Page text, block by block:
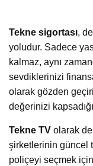
Tekne sigortası,
yoludur. Sadece
kalmaz, aynı
sevdiklerinizi
olarak gözden
değerinizi
Tekne TV olarak
şirketlerinin güncel
poliçeyi seçmek